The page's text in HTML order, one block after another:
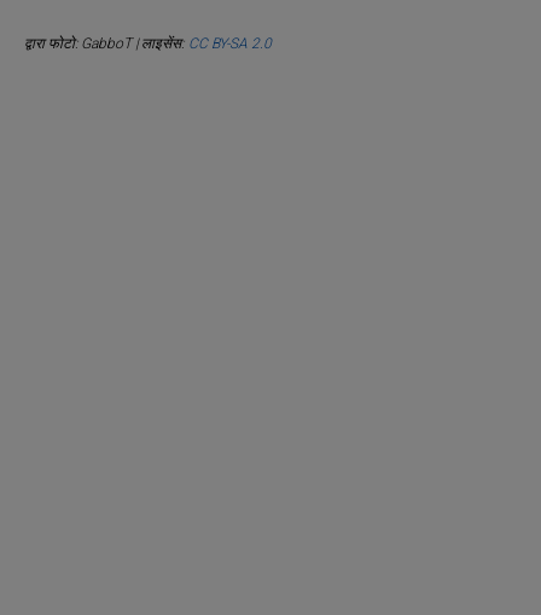
द्वारा फोटो: GabboT | लाइसेंस: CC BY-SA 2.0